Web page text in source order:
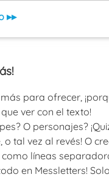
▸▸
para ofrecer,
ver con el texto!
O personajes?
o tal vez al revés! O
líneas
en Messletters!